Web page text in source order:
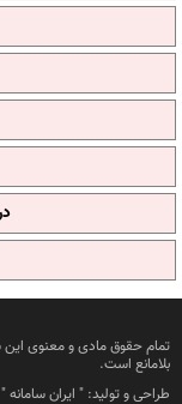
تمام حقوق مادی و معنوی این
بلامانع است.
طراحی و تولید: " ایران سامانه"